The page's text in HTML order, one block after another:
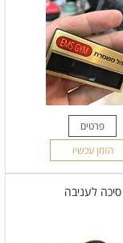
פרטים
הזמן עכשיו
סיכה לעניבה